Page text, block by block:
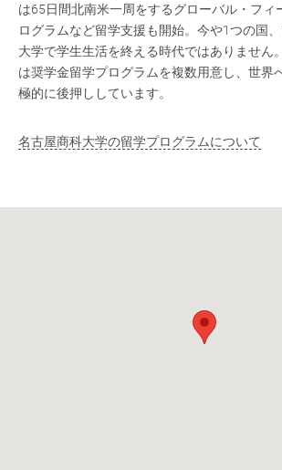
は65日間北南米一周をするグローバル・フィ
ログラムなど留学支援も開始。今や1つの国
大学で学生生活を終える時代ではありません
は奨学金留学プログラムを複数用意し、世界
極的に後押ししています。
名古屋商科大学の留学プログラムについて